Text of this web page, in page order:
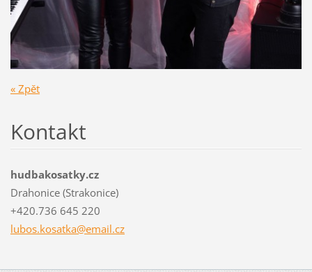
« Zpět
Kontakt
hudbakosatky.cz
Drahonice (Strakonice)
+420.736 645 220
lubos.kosatka@email.cz